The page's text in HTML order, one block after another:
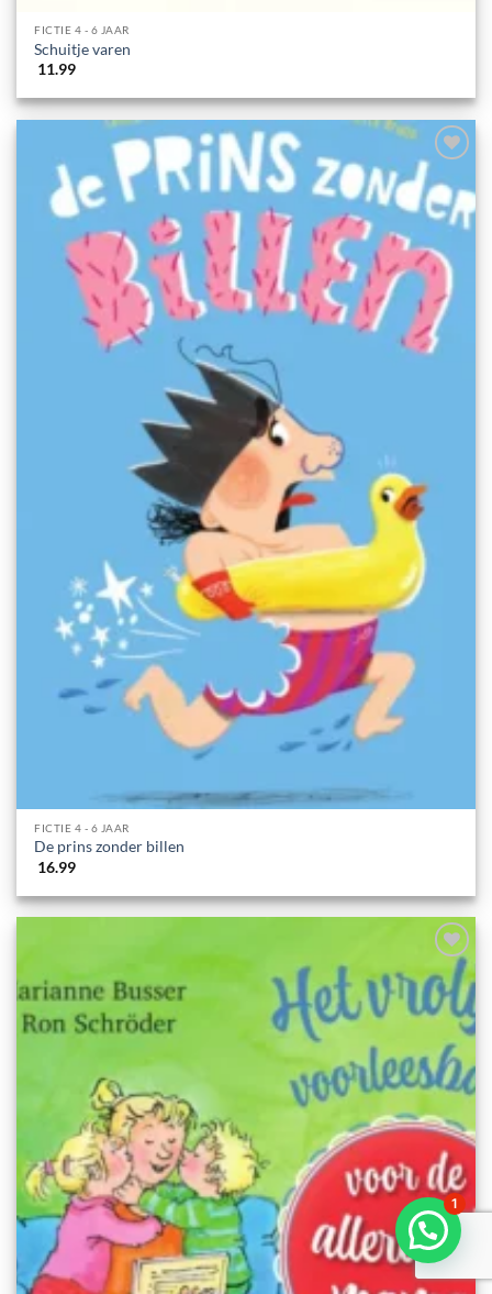
FICTIE 4 - 6 JAAR
Schuitje varen
11.99
FICTIE 4 - 6 JAAR
De prins zonder billen
16.99
1